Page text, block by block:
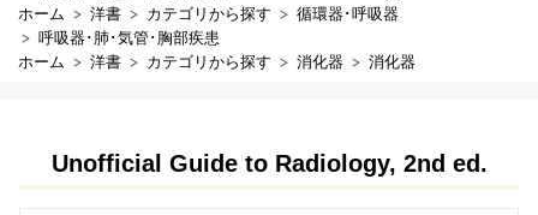
ホーム
洋書 カテゴリから探す
循環器･呼吸器
呼吸器･肺･気管･胸部疾患
ホーム
洋書 カテゴリから探す 消化器 消化器
Unofficial Guide to Radiology, 2nd ed.